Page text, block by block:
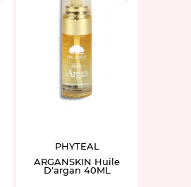
PHYTEAL
ARGANSKIN Huile
D'argan 40ML